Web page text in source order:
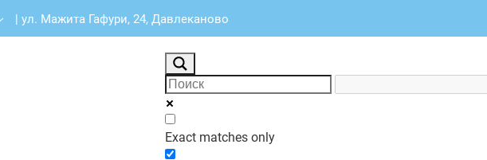
| ул. Мажита Гафури, 24, Давлеканово
Exact matches only